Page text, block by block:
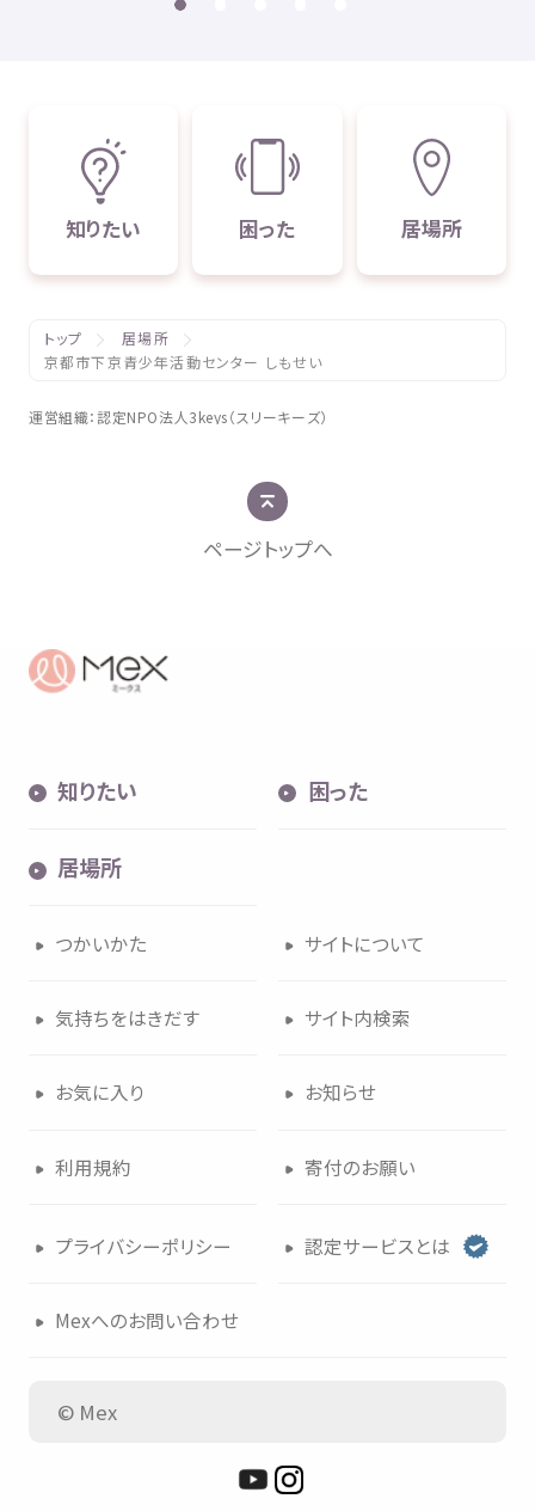
知りたい 困った 居場所
トップ
居場所
京都市下京青少年活動センター しもせい
運営組織：認定NPO法人 3keys（スリーキーズ）
ページトップへ
知りたい 困った
居場所
つかいかた サイトについて
気持ちをはきだす サイト内検索
お気に入 り お知らせ
利用規約 寄付のお願い
プライバシーポリシー 認定サービスとは
Mexへのお問い合わせ
© Mex